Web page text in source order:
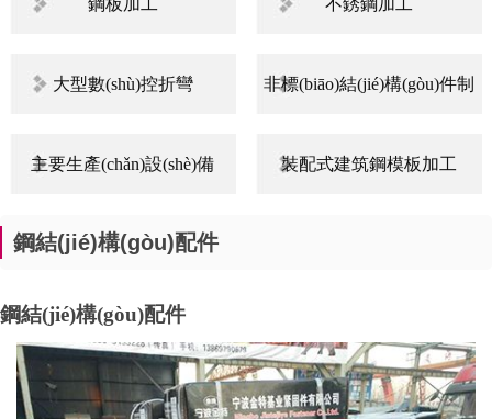
鋼板加工 不銹鋼加工
大型數(shù)控折彎 非標(biāo)結(jié)構(gòu)件制
主要生產(chǎn)設(shè)備
裝配式建筑鋼模板加工
鋼結(jié)構(gòu)配件
鋼結(jié)構(gòu)配件